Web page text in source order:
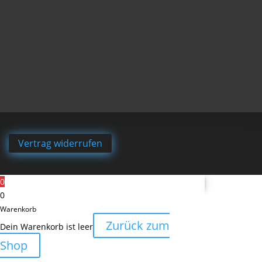
Vertrag widerrufen
0
0
Warenkorb
Dein Warenkorb ist leer
Zurück zum
Shop